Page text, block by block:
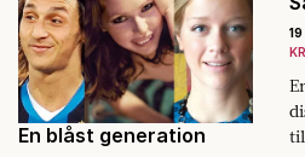
En blåst generation